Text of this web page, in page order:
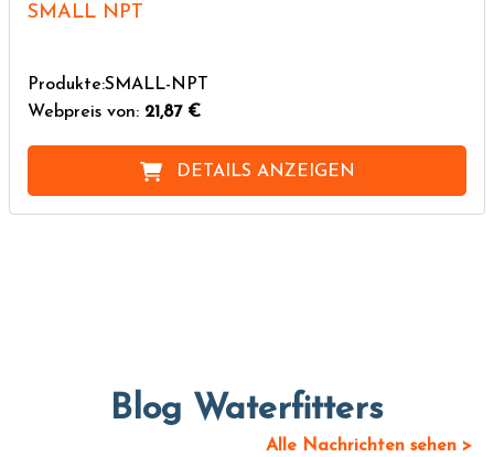
SMALL NPT
Produkte:SMALL-NPT
Webpreis von: 21,87 €
DETAILS ANZEIGEN
Blog Waterfitters
Alle Nachrichten sehen >